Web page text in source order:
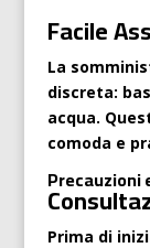
Facile
La
discreta:
acqua.
comoda e
Precauzioni
Prima di